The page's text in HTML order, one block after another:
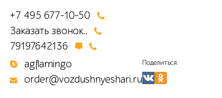
+7 495 677-10-50
Заказать звонок..
79197642136
agflamingo
order@vozdushnyeshari.ru
Поделиться: